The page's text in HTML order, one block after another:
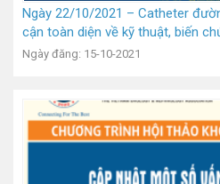
Ngày 22/10/2021 – Catheter
cận toàn diện về kỹ thuật, biến
sóc
Ngày đăng: 15-10-2021